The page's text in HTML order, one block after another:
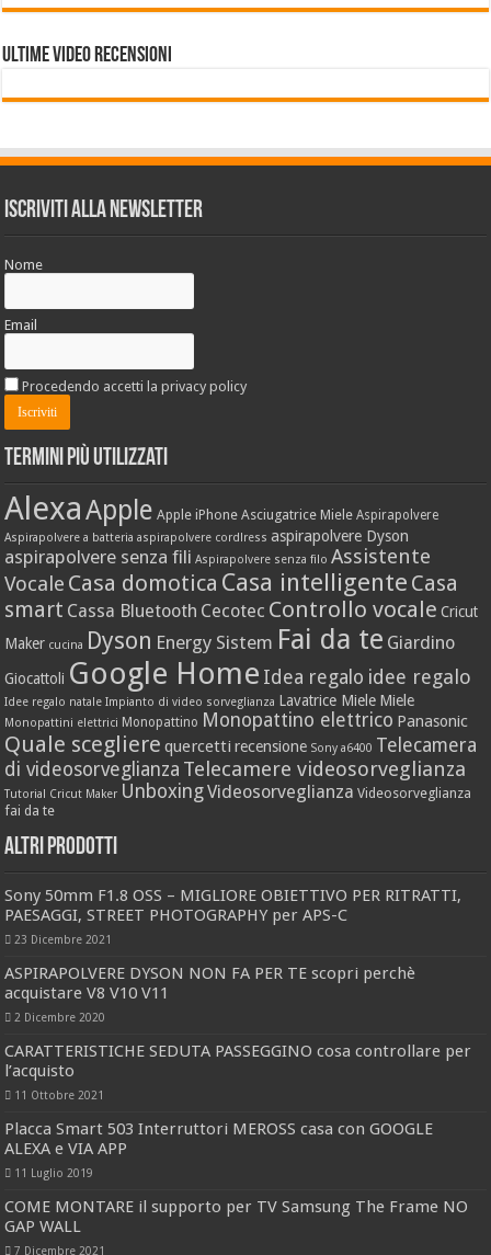
Ultime VIDEO RECENSIONI
Iscriviti alla Newsletter
Nome
Email
Procedendo accetti la privacy policy
Termini più utilizzati
AlexaApple Apple iPhone Asciugatrice Miele Aspirapolvere
Aspirapolvere a batteria aspirapolvere cordlress aspirapolvere Dyson
aspirapolvere senza fili Aspirapolvere senza filo Assistente
Vocale Casa domotica Casa intelligente Casa
smart Cassa Bluetooth Cecotec Controllo vocale Cricut
Maker cucina Dyson Energy Sistem Fai da te Giardino
Giocattoli Google Home Idea regalo idee regalo
Idee regalo natale Impianto di video sorveglianza Lavatrice Miele Miele
Monopattini elettrici Monopattino Monopattino elettrico Panasonic
Quale scegliere quercetti recensione Sony a6400 Telecamera
di videosorveglianza Telecamere videosorveglianza
Tutorial Cricut Maker UnboxingVideosorveglianza Videosorveglianza
fai da te
Altri prodotti
Sony 50mm F1.8 OSS – MIGLIORE OBIETTIVO PER RITRATTI,
PAESAGGI, STREET PHOTOGRAPHY per APS-C
23 Dicembre 2021
ASPIRAPOLVERE DYSON NON FA PER TE scopri perchè
acquistare V8 V10 V11
2 Dicembre 2020
CARATTERISTICHE SEDUTA PASSEGGINO cosa controllare per
l’acquisto
11 Ottobre 2021
Placca Smart 503 Interruttori MEROSS casa con GOOGLE
ALEXA e VIA APP
11 Luglio 2019
COME MONTARE il supporto per TV Samsung The Frame NO
GAP WALL
7 Dicembre 2021